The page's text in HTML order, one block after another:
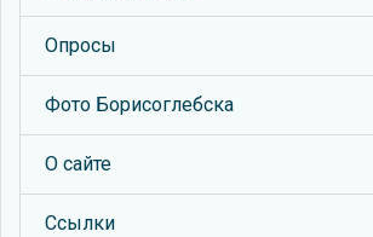
Опросы
Фото Борисоглебска
О сайте
Ссылки